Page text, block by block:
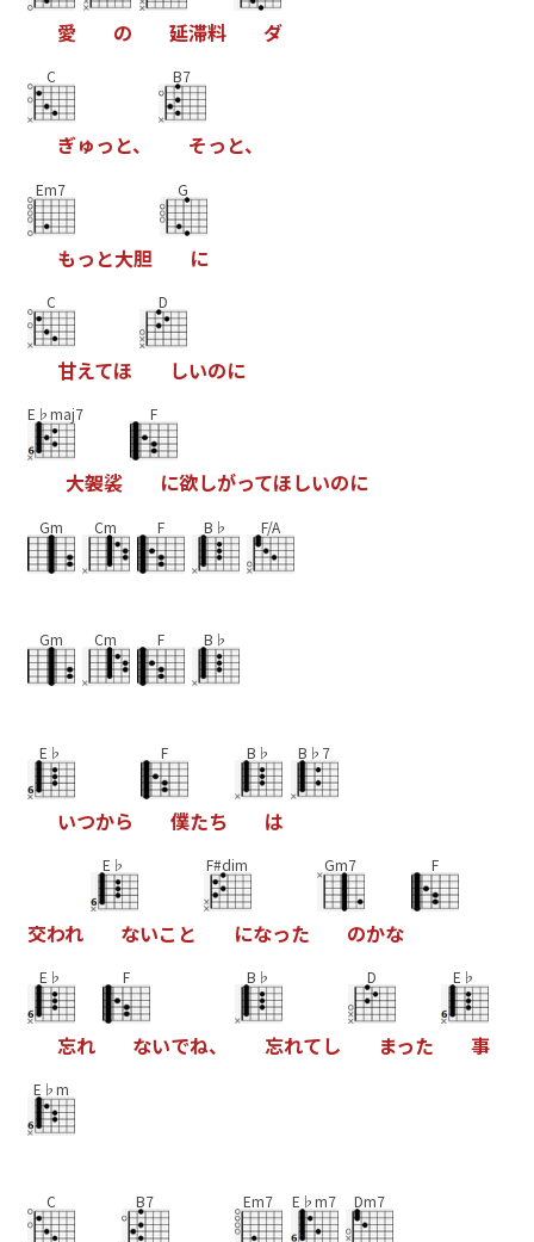
愛 の 延滞料 ダ
C
ぎゅっ と、
B7
そっ と、
Em7
もっ と大胆
G
に
C
甘えてほ
D
しいのに
E♭maj7
大袈裟
F
に欲しがってほしいのに
Gm Cm F B♭ F/A
Gm Cm F B♭
E♭
いつから
F
僕たち
B♭
は
B♭7
交われ
E♭
ないこ と
F#dim
になった
Gm7
のかな
F
E♭
忘れ
F
ないでね、
B♭
忘れてし
D
まった
E♭
事
E♭m
C B7 Em7 E♭m7 Dm7